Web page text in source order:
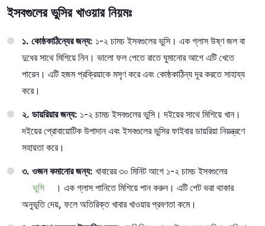
ইসবগুলের ভুসির খাওয়ার নিয়মঃ
১. কোষ্ঠকাঠিন্যের জন্য: ১-২ চামচ ইসবগুলের ভুসি। এক গ্লাস উষ্ণ জল বা
দুধের সাথে মিশিয়ে নিন। ভালো ফল পেতে রাতে ঘুমানোর আগে এটি খেতে
পারেন। এটি হজম প্রক্রিয়াকে মসৃণ করে এবং কোষ্ঠকাঠিন্য দূর করতে সাহায্য
করে।
২. ডায়রিয়ার জন্য: ১-২ চামচ ইসবগুলের ভুসি। দইয়ের সাথে মিশিয়ে খান।
দইয়ের প্রোবায়োটিক উপাদান এবং ইসবগুলের ভুসির ফাইবার ডায়রিয়া নিয়ন্ত্রণে
সহায়তা করে।
৩. ওজন কমানোর জন্য: খাবারের ৩০ মিনিট আগে ১-২ চামচ ইসবগুলের
ভুসি
। এক গ্লাস পানিতে মিশিয়ে পান করুন। এটি পেট ভরা থাকার
অনুভূতি দেয়, ফলে অতিরিক্ত খাবার খাওয়ার প্রবণতা কমে।